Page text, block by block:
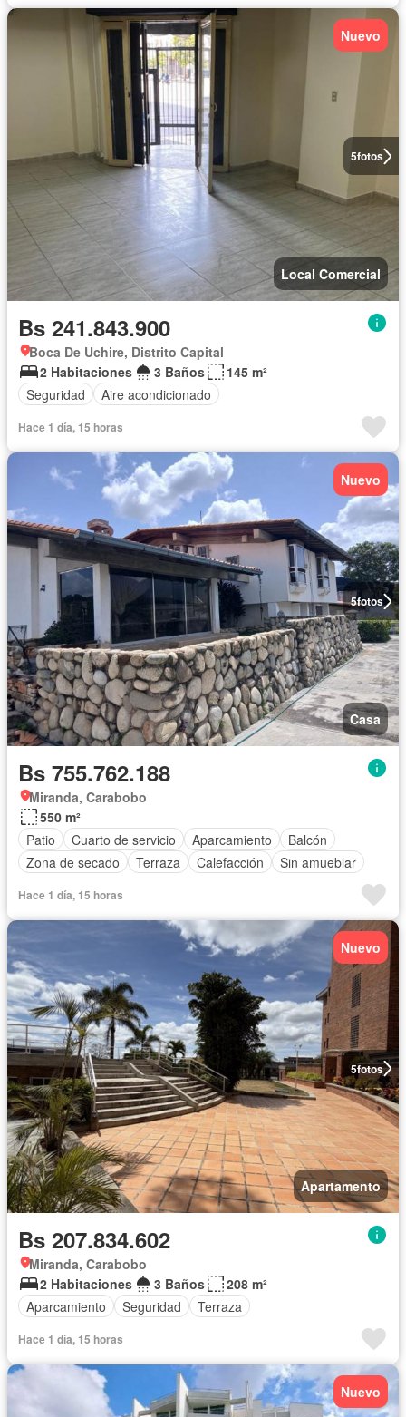
5fotos
Nuevo
Local Comercial
Bs 241.843.900
Boca De Uchire, Distrito Capital
2 Habitaciones
3 Baños
145 m²
Seguridad
Aire acondicionado
Hace 1 día, 15 horas
5fotos
Nuevo
Casa
Bs 755.762.188
Miranda, Carabobo
550 m²
Patio
Cuarto de servicio Aparcamiento
Balcón
Zona de secado
Terraza Calefacción Sin amueblar
Hace 1 día, 15 horas
5fotos
Nuevo
Apartamento
Bs 207.834.602
Miranda, Carabobo
2 Habitaciones
3 Baños
208 m²
Aparcamiento
Seguridad Terraza
Hace 1 día, 15 horas
Nuevo